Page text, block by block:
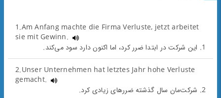
1.Am Anfang machte die Firma Verluste, jetzt arbeitet
sie mit Gewinn.
1. این شرکت در ابتدا ضرر کرد، اما اکنون دارد سود می‌کند.
2.Unser Unternehmen hat letztes Jahr hohe Verluste
gemacht.
2. شرکت‌مان سال گذشته ضررهای زیادی کرد.